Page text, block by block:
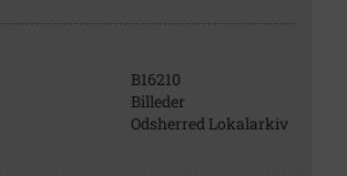
B16210
Billeder
Odsherred Lokalarkiv